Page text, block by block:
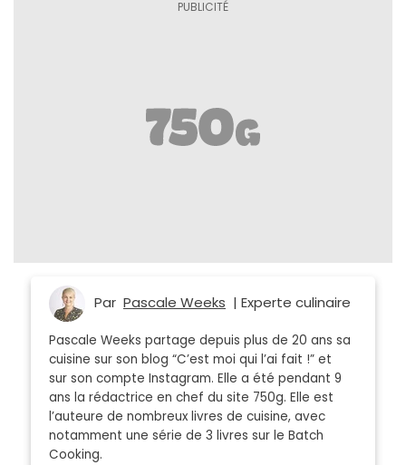
Par Pascale Weeks | Experte culinaire
Pascale Weeks partage depuis plus de 20 ans sa
cuisine sur son blog “C’est moi qui l’ai fait !” et
sur son compte Instagram. Elle a été pendant 9
ans la rédactrice en chef du site 750g. Elle est
l’auteure de nombreux livres de cuisine, avec
notamment une série de 3 livres sur le Batch
Cooking.